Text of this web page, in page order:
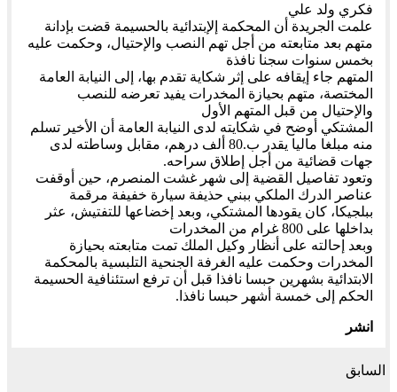
فكري ولد علي
علمت الجريدة أن المحكمة إلإبتدائية بالحسيمة قضت بإدانة
متهم بعد متابعته من أجل تهم النصب والإحتيال، وحكمت عليه
بخمس سنوات سجنا نافذة
المتهم جاء إيقافه على إثر شكاية تقدم بها، إلى النيابة العامة
المختصة، متهم بحيازة المخدرات يفيد تعرضه للنصب
والإحتيال من قبل المتهم الأول
المشتكي أوضح في شكايته لدى النيابة العامة أن الأخير تسلم
منه مبلغا ماليا يقدر ب.80 ألف درهم، مقابل وساطته لدى
جهات قضائية من أجل إطلاق سراحه.
وتعود تفاصيل القضية إلى شهر غشت المنصرم، حين أوقفت
عناصر الدرك الملكي ببني حذيفة سيارة خفيفة مرقمة
ببلجيكا، كان يقودها المشتكي، وبعد إخضاعها للتفتيش، عثر
بداخلها على 800 غرام من المخدرات
وبعد إحالته على أنظار وكيل الملك تمت متابعته بحيازة
المخدرات وحكمت عليه الغرفة الجنحية التلبسية بالمحكمة
الابتدائية بشهرين حبسا نافذا قبل أن ترفع استئنافية الحسيمة
الحكم إلى خمسة أشهر حبسا نافذا.
انشر
السابق